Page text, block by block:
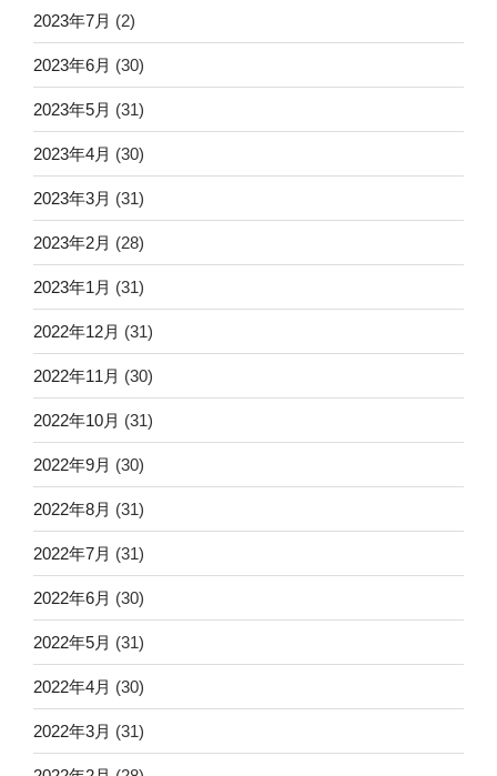
2023年7月 (2)
2023年6月 (30)
2023年5月 (31)
2023年4月 (30)
2023年3月 (31)
2023年2月 (28)
2023年1月 (31)
2022年12月 (31)
2022年11月 (30)
2022年10月 (31)
2022年9月 (30)
2022年8月 (31)
2022年7月 (31)
2022年6月 (30)
2022年5月 (31)
2022年4月 (30)
2022年3月 (31)